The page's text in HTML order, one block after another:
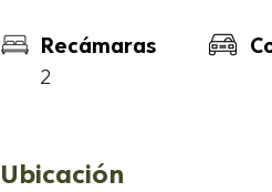
Recámaras
2
Ubicación